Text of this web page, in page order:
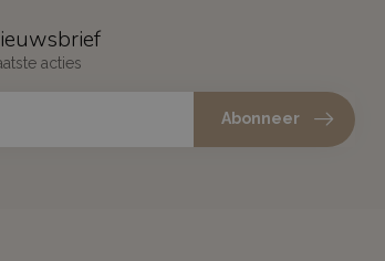
acties
Abonneer